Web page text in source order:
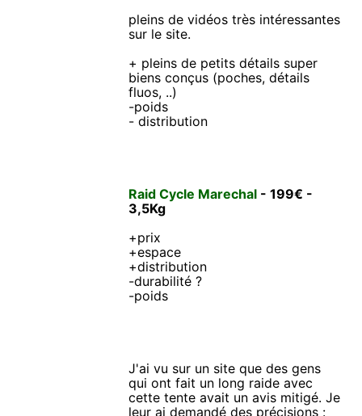
pleins de vidéos très intéressantes
sur le site.
+ pleins de petits détails super
biens conçus (poches, détails
fluos, ..)
-poids
- distribution
Raid Cycle Marechal - 199€ -
3,5Kg
+prix
+espace
+distribution
-durabilité ?
-poids
J'ai vu sur un site que des gens
qui ont fait un long raide avec
cette tente avait un avis mitigé. Je
leur ai demandé des précisions :